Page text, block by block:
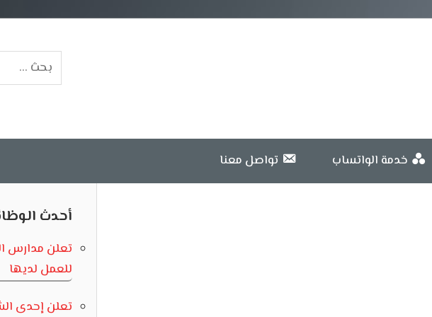
خدمة الواتساب تواصل معنا
أحدث
تعلن مدارس
للعمل لديها
تعلن إحدى